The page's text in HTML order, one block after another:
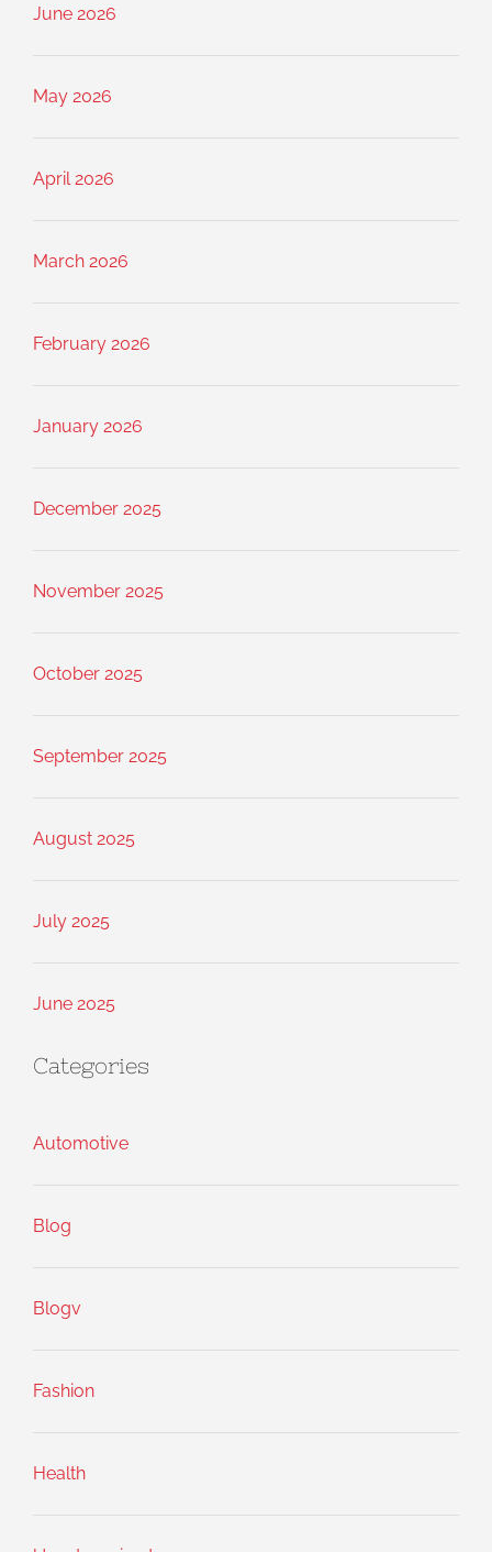
June 2026
May 2026
April 2026
March 2026
February 2026
January 2026
December 2025
November 2025
October 2025
September 2025
August 2025
July 2025
June 2025
Categories
Automotive
Blog
Blogv
Fashion
Health